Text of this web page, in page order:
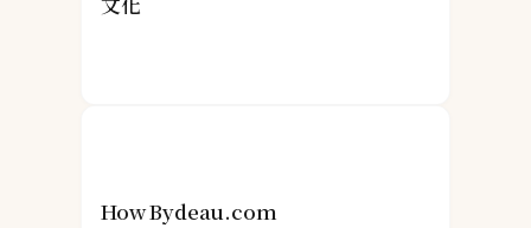
How Bydeau.com